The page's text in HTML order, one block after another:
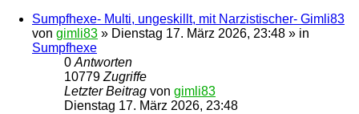
Sumpfhexe- Multi, ungeskillt, mit Narzistischer- Gimli83
von gimli83 » Dienstag 17. März 2026, 23:48 » in
Sumpfhexe
0Antworten
10779Zugriffe
Letzter Beitrag von gimli83
Dienstag 17. März 2026, 23:48